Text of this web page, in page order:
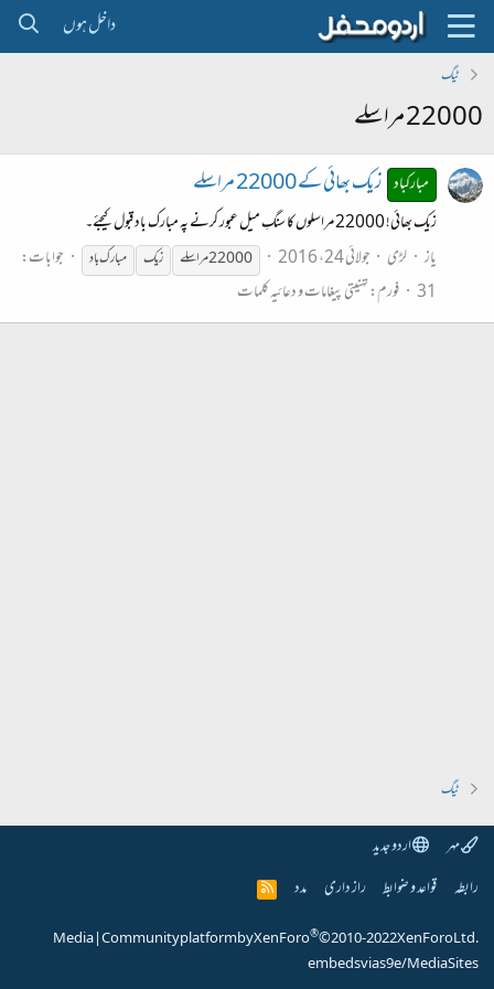
داخل ہوں
ٹیگ
22000 مراسلے
مبارکباد زیک بھائی کے 22000 مراسلے
زیک بھائی! 22000 مراسلوں کا سنگِ میل عبور کرنے پہ مبارک باد قبول کیجئے۔
یاز لڑی جولائی 24، 2016 22000مراسلے زیک مبارک باد
جوابات:
31 فورم:تہنیتی پیغامات و دعائیہ کلمات
ٹیگ
مہر
اردو جدید
رابطہ قواعد و ضوابط راز داری مدد
R
S
Community platform by XenForo®© 2010-2022 XenForo Ltd.
|
Media
embeds via s9e/MediaSites